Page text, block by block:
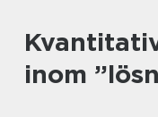
inom